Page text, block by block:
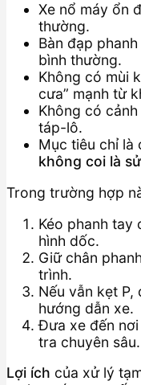
Xe nổ máy ổn
thường.
Bàn đạp
bình thường.
Không có mùi
cưa” mạnh từ
Không có
táp-lô.
Mục tiêu chỉ là
không coi là
Trong trường hợp
Kéo phanh tay
hình dốc.
Giữ chân
trình.
Nếu vẫn kẹt P,
hướng dẫn xe.
Đưa xe đến
tra chuyên sâu.
Lợi ích của xử lý